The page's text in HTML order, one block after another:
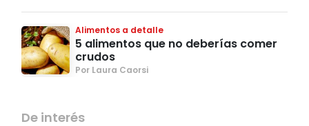
Alimentos a detalle
5 alimentos que no deberías comer
crudos
Por Laura Caorsi
De interés